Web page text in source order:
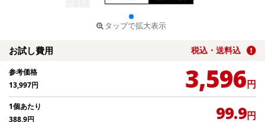
タップで拡大表示
お試し費用 税込・送料込
参考価格
13,997円 3,596円
1個あたり
388.9円 99.9円